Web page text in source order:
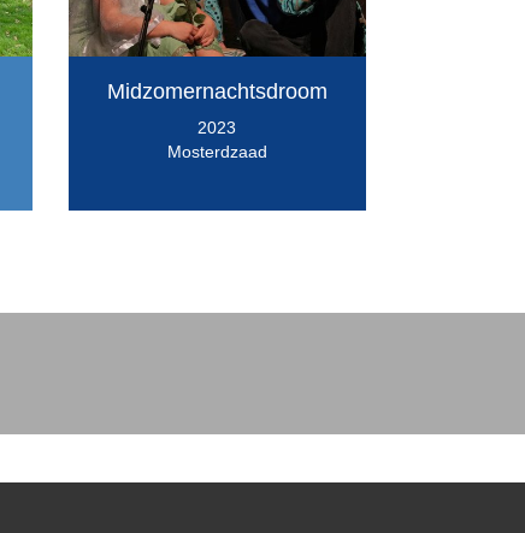
Midzomernachtsdroom
2023
Mosterdzaad